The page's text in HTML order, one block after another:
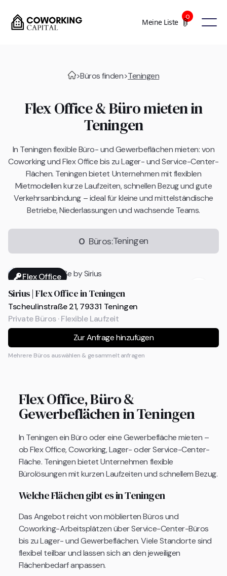
0
Meine Liste
>Büros finden>Teningen
Flex Office & Büro mieten in
Teningen
In Teningen flexible Büro- und Gewerbeflächen mieten: von
Coworking und Flex Office bis zu Lager- und Service-Center-
Flächen. Teningen bietet Unternehmen mit flexiblen
Mietmodellen kurze Laufzeiten, schnellen Bezug und gute
Verkehrsanbindung – ideal für kleine und mittelständische
Betriebe, Niederlassungen und wachsende Teams.
0 Büros:Teningen
Flex Office
Sirius | Flex Office in Teningen
Tscheulinstraße 21, 79331 Teningen
Private Büros · Flexible Laufzeit
Zur Anfrage hinzufügen
Mehrere Büros auswählen & gesammelt anfragen
Flex Office, Büro &
Gewerbeflächen in Teningen
In Teningen ein Büro oder eine Gewerbefläche mieten –
ob Flex Office, Coworking, Lager- oder Service-Center-
Fläche. Teningen bietet Unternehmen flexible
Bürolösungen mit kurzen Laufzeiten und schnellem Bezug.
Welche Flächen gibt es in Teningen
Das Angebot reicht von möblierten Büros und
Coworking-Arbeitsplätzen über Service-Center-Büros
bis zu Lager- und Gewerbeflächen. Viele Standorte sind
flexibel teilbar und lassen sich an den jeweiligen
Flächenbedarf anpassen.